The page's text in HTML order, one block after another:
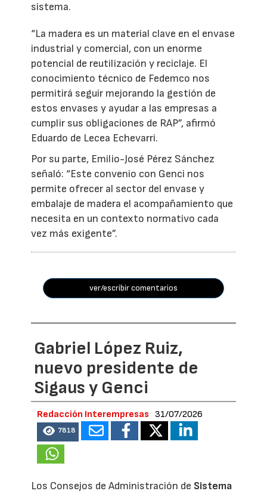
sistema.
“La madera es un material clave en el envase
industrial y comercial, con un enorme
potencial de reutilización y reciclaje. El
conocimiento técnico de Fedemco nos
permitirá seguir mejorando la gestión de
estos envases y ayudar a las empresas a
cumplir sus obligaciones de RAP”, afirmó
Eduardo de Lecea Echevarri.
Por su parte, Emilio-José Pérez Sánchez
señaló: “Este convenio con Genci nos
permite ofrecer al sector del envase y
embalaje de madera el acompañamiento que
necesita en un contexto normativo cada
vez más exigente”.
ver/escribir comentarios
Gabriel López Ruiz,
nuevo presidente de
Sigaus y Genci
Redacción Interempresas 31/07/2026
7818
Los Consejos de Administración de Sistema